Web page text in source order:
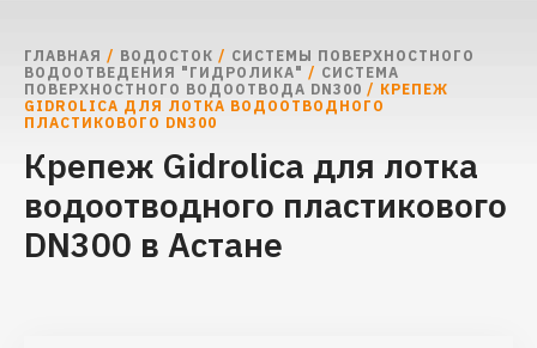
ГЛАВНАЯ / ВОДОСТОК / СИСТЕМЫ ПОВЕРХНОСТНОГО
ВОДООТВЕДЕНИЯ "ГИДРОЛИКА" / СИСТЕМА
ПОВЕРХНОСТНОГО ВОДООТВОДА DN300 / КРЕПЕЖ
GIDROLICA ДЛЯ ЛОТКА ВОДООТВОДНОГО
ПЛАСТИКОВОГО DN300
Крепеж Gidrolica для лотка
водоотводного пластикового
DN300 в Астане